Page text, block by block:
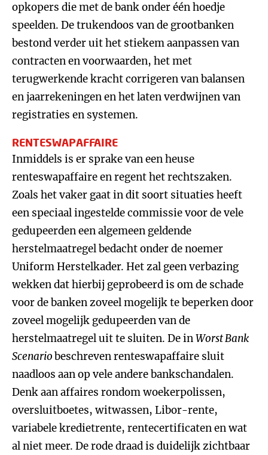
opkopers die met de bank onder één hoedje
speelden. De trukendoos van de grootbanken
bestond verder uit het stiekem aanpassen van
contracten en voorwaarden, het met
terugwerkende kracht corrigeren van balansen
en jaarrekeningen en het laten verdwijnen van
registraties en systemen.
RENTESWAPAFFAIRE
Inmiddels is er sprake van een heuse
renteswapaffaire en regent het rechtszaken.
Zoals het vaker gaat in dit soort situaties heeft
een speciaal ingestelde commissie voor de vele
gedupeerden een algemeen geldende
herstelmaatregel bedacht onder de noemer
Uniform Herstelkader. Het zal geen verbazing
wekken dat hierbij geprobeerd is om de schade
voor de banken zoveel mogelijk te beperken door
zoveel mogelijk gedupeerden van de
herstelmaatregel uit te sluiten. De inWorst Bank
Scenariobeschreven renteswapaffaire sluit
naadloos aan op vele andere bankschandalen.
Denk aan affaires rondom woekerpolissen,
oversluitboetes, witwassen, Libor-rente,
variabele kredietrente, rentecertificaten en wat
al niet meer. De rode draad is duidelijk zichtbaar